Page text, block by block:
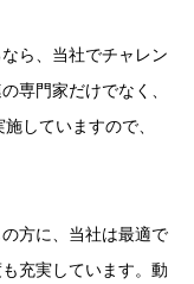
ら、当社でチャレン
専門家だけでなく、
していますので、
方に、当社は最適で
充実しています。動